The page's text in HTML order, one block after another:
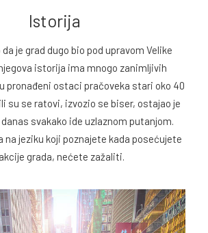
Istorija
je grad dugo bio pod upravom Velike
istorija ima mnogo zanimljivih
pronađeni ostaci pračoveka stari oko 40
su se ratovi, izvozio se biser, ostajao je
svakako ide uzlaznom putanjom.
na jeziku koji poznajete kada posećujete
grada, nećete zažaliti.